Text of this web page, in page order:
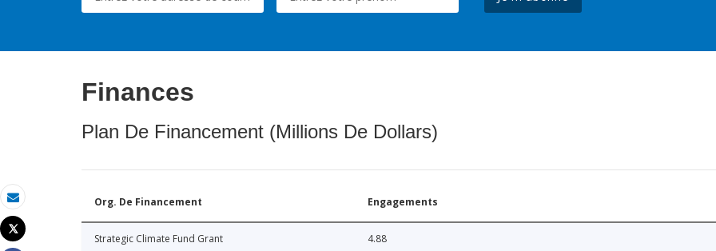
Email
Imprimer
Tweet
Finances
Plan De Financement (Millions De Dollars)
Org. De Financement Engagements
Strategic Climate Fund Grant 4.88